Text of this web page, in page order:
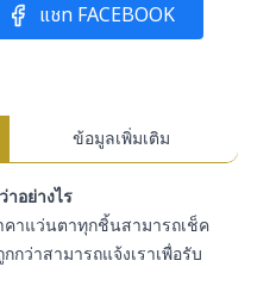
แชท FACEBOOK
ข้อมูลเพิ่มเติม
อย่างไร
คาแว่นตาทุกชิ้นสามารถเช็ค
กว่าสามารถแจ้งเราเพื่อรับ